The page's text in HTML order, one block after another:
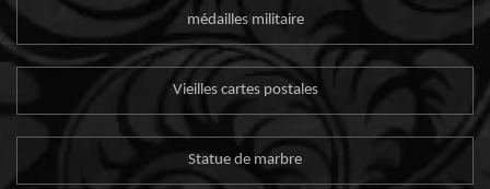
médailles militaire
Vieilles cartes postales
Statue de marbre